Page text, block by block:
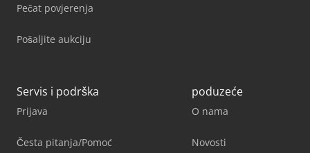
Pečat povjerenja
Pošaljite aukciju
Servis i podrška
Prijava
Česta pitanja/Pomoć
poduzeće
O nama
Novosti